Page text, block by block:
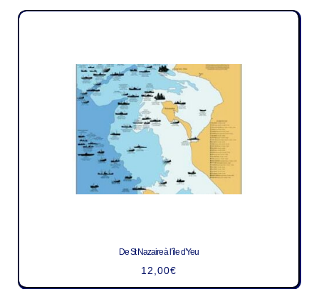
De St Nazaire à l’île d’Yeu
12,00€